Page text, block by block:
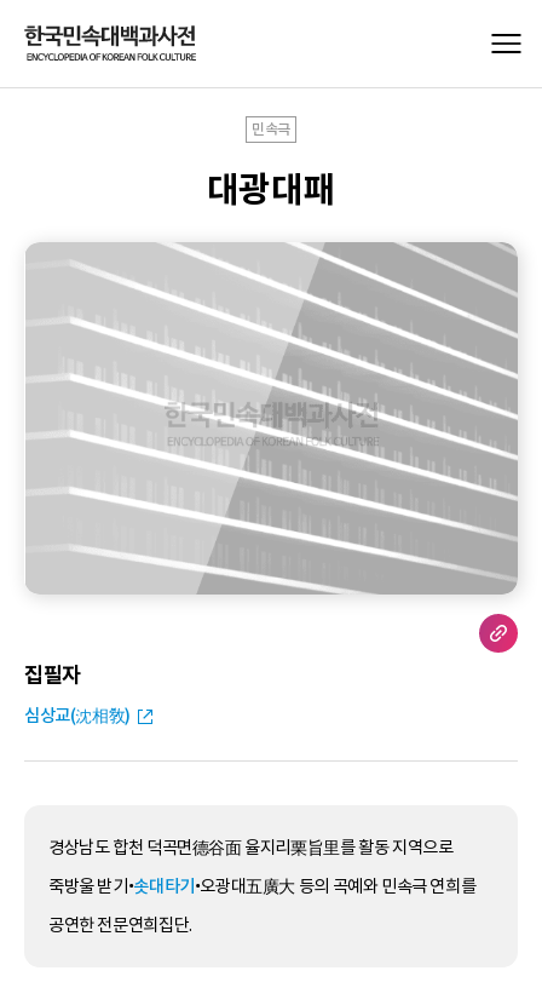
민속극
대광대패
집필자
심상교(沈相敎)
경상남도 합천 덕곡면德谷面 율지리栗旨里를 활동 지역으로
죽방울 받기•솟대타기 •오광대五廣大 등의 곡예와 민속극 연희를
공연한 전문연희집단.